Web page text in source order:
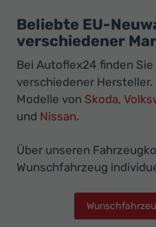
Beliebte EU-
verschiedener
Bei Autoflex24 finden
verschiedener
Modelle von Skoda,
und Nissan.
Über unseren
Wunschfahrzeug